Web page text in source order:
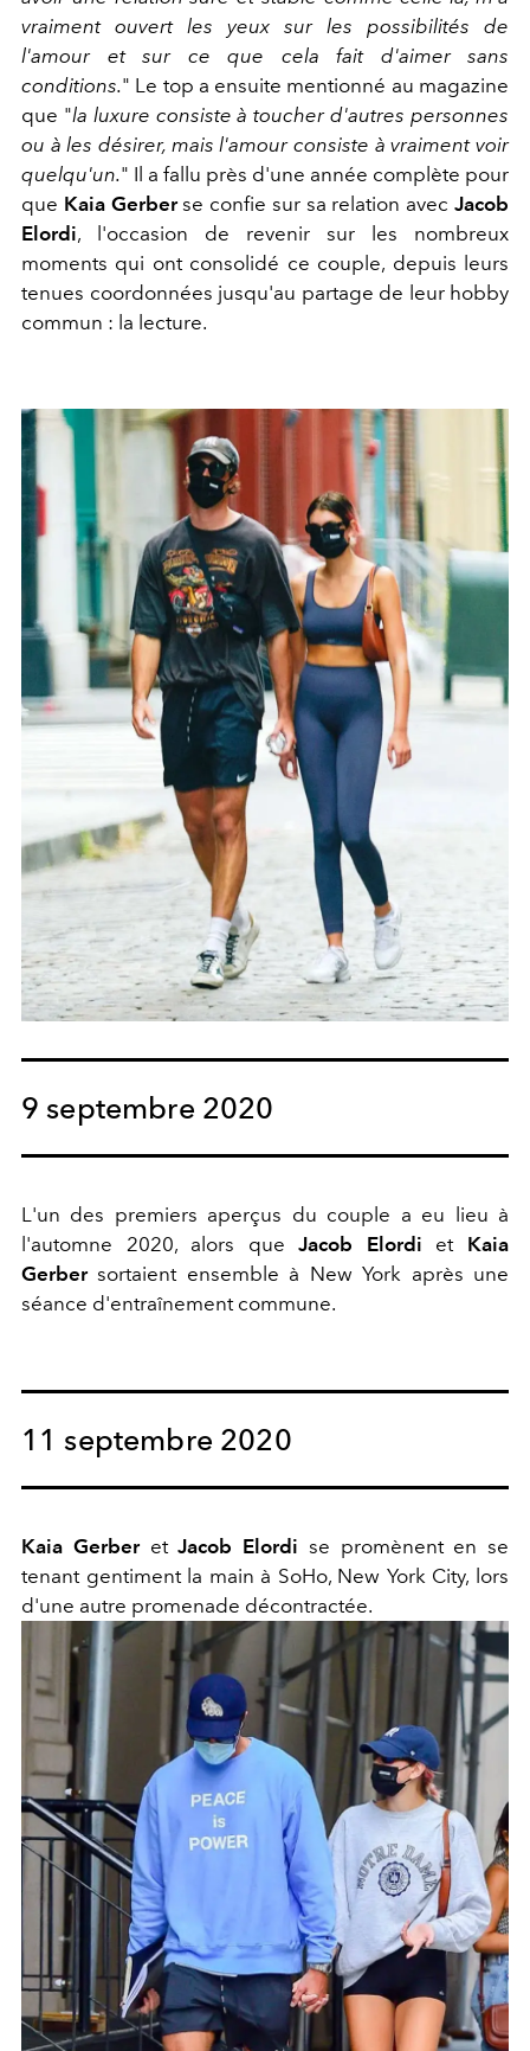
vraiment ouvert les yeux sur les possibilités de
l'amour et sur ce que cela fait d'aimer sans
conditions." Le top a ensuite mentionné au magazine
que "la luxure consiste à toucher d'autres personnes
ou à les désirer, mais l'amour consiste à vraiment voir
quelqu'un." Il a fallu près d'une année complète pour
que Kaia Gerberse confie sur sa relation avecJacob
Elordi, l'occasion de revenir sur les nombreux
moments qui ont consolidé ce couple, depuis leurs
tenues coordonnées jusqu'au partage de leur hobby
commun : la lecture.
9 septembre 2020
L'un des premiers aperçus du couple a eu lieu à
l'automne 2020, alors queJacob Elordi et Kaia
Gerbersortaient ensemble à New York après une
séance d'entraînement commune.
11 septembre 2020
Kaia GerberetJacob Elordi se promènent en se
tenant gentiment la main à SoHo, New York City, lors
d'une autre promenade décontractée.